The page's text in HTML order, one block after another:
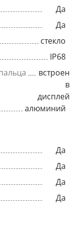
Да
Да
стекло
IP68
встроен
в
дисплей
алюминий
Да
Да
Да
Да